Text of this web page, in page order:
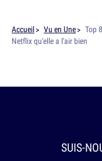
Accueil Vu en Une
Top
Netflix qu'elle a l'air bien
SUIS-